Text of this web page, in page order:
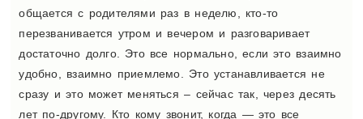
общается с родителями раз в неделю, кто-то
перезванивается утром и вечером и разговаривает
достаточно долго. Это все нормально, если это взаимно
удобно, взаимно приемлемо. Это устанавливается не
сразу и это может меняться – сейчас так, через десять
лет по-другому. Кто кому звонит, когда — это все